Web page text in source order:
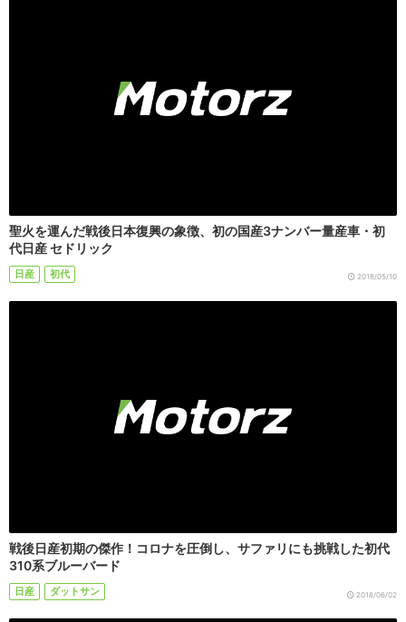
聖火を運んだ戦後日本復興の象徴、初の国産3ナンバー量産車・初
代日産 セドリック
日産 初代 2018/05/10
戦後日産初期の傑作！コロナを圧倒し、サファリにも挑戦した初代
310系ブルーバード
日産 ダットサン 2018/06/02